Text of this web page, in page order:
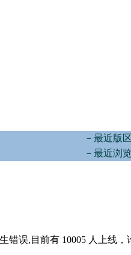
－最近版
－最近浏
错误,目前有 10005 人上线